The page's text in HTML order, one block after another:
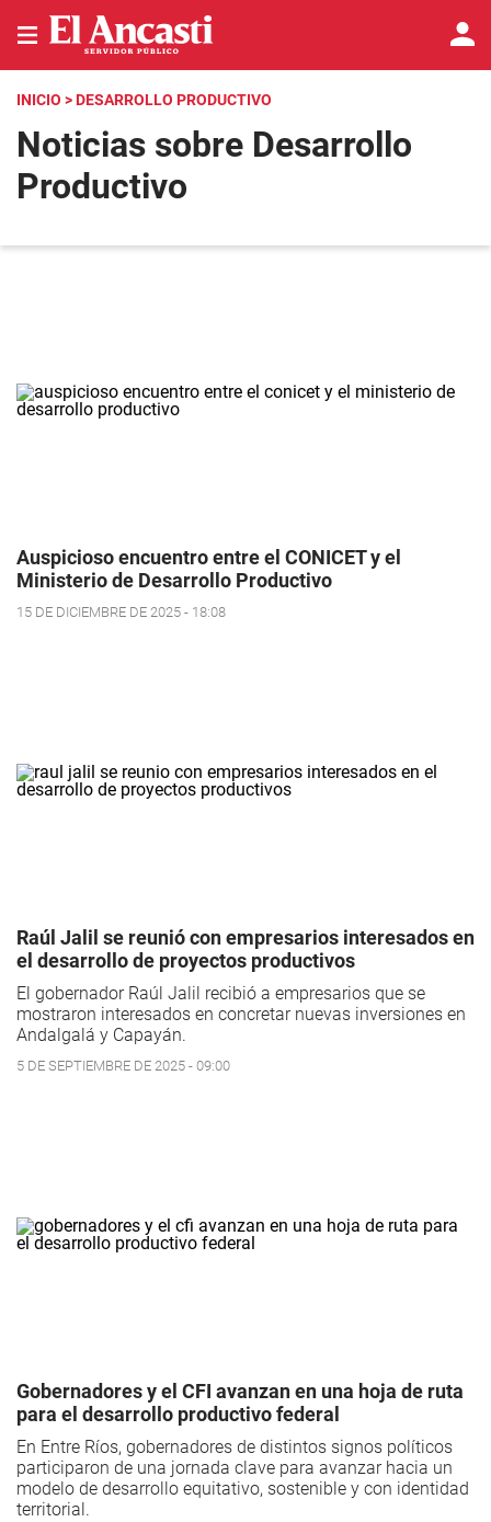
INICIO > DESARROLLO PRODUCTIVO
Noticias sobre Desarrollo
Productivo
Auspicioso encuentro entre el CONICET y el
Ministerio de Desarrollo Productivo
15 DE DICIEMBRE DE 2025 - 18:08
Raúl Jalil se reunió con empresarios interesados en
el desarrollo de proyectos productivos
El gobernador Raúl Jalil recibió a empresarios que se
mostraron interesados en concretar nuevas inversiones en
Andalgalá y Capayán.
5 DE SEPTIEMBRE DE 2025 - 09:00
Gobernadores y el CFI avanzan en una hoja de ruta
para el desarrollo productivo federal
En Entre Ríos, gobernadores de distintos signos políticos
participaron de una jornada clave para avanzar hacia un
modelo de desarrollo equitativo, sostenible y con identidad
territorial.